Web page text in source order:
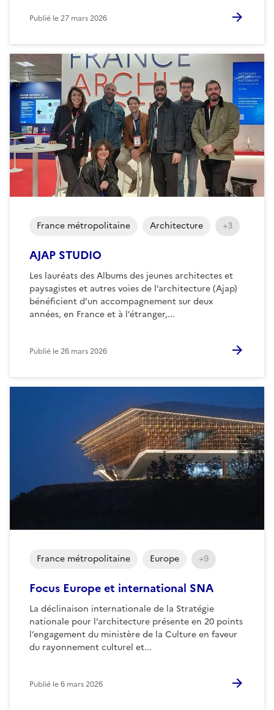
Publié le27 mars 2026
AJAP STUDIO
Les lauréats des Albums des jeunes architectes et
paysagistes et autres voies de l’architecture (Ajap)
bénéficient d’un accompagnement sur deux
années, en France et à l’étranger,...
France métropolitaine Architecture +3
Publié le26 mars 2026
Focus Europe et international SNA
La déclinaison internationale de la Stratégie
nationale pour l’architecture présente en 20 points
l’engagement du ministère de la Culture en faveur
du rayonnement culturel et...
France métropolitaine Europe +9
Publié le6 mars 2026